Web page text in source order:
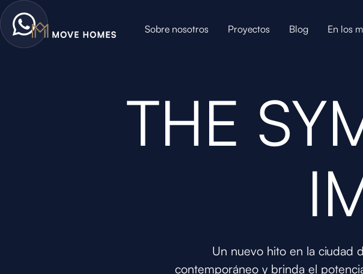
Sobre nosotros Proyectos Blog En los
THE
Un nuevo hito en la ciudad
contemporáneo y brinda el